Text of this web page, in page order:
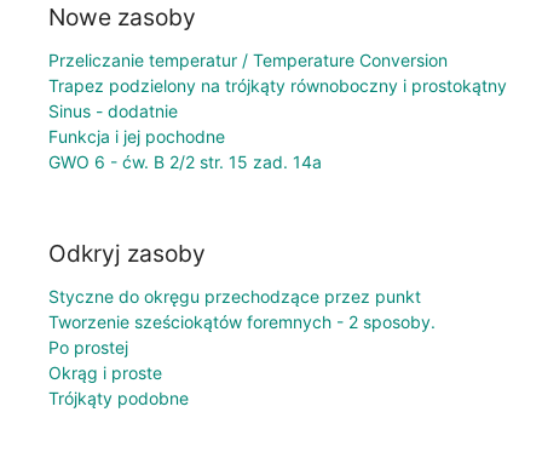
Nowe zasoby
Przeliczanie temperatur / Temperature Conversion
Trapez podzielony na trójkąty równoboczny i prostokątny
Sinus - dodatnie
Funkcja i jej pochodne
GWO 6 - ćw. B 2/2 str. 15 zad. 14a
Odkryj zasoby
Styczne do okręgu przechodzące przez punkt
Tworzenie sześciokątów foremnych - 2 sposoby.
Po prostej
Okrąg i proste
Trójkąty podobne